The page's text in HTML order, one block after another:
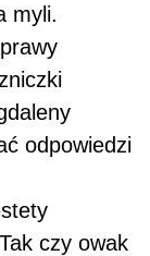
myli.
odpowiedzi
czy owak